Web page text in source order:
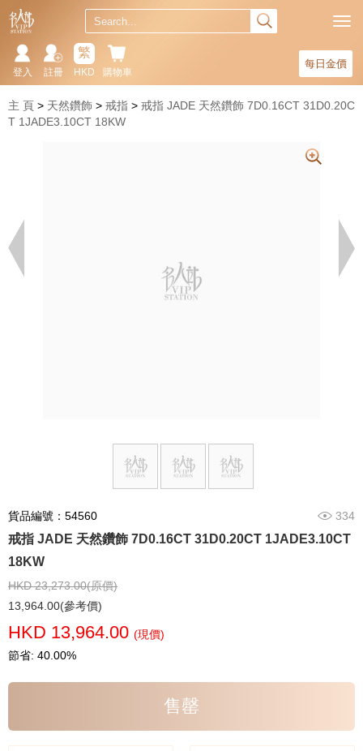
每日金價
購物車
繁
HKD
註冊
登入
主 頁 天然鑽飾 戒指
戒指 JADE 天然鑽飾 7D0.16CT 31D0.20C
T 1JADE3.10CT 18KW
貨品編號：54560 334
戒指 JADE 天然鑽飾 7D0.16CT 31D0.20CT 1JADE3.10CT
18KW
HKD 23,273.00(原價)
13,964.00(參考價)
HKD 13,964.00 (現價)
節省: 40.00%
售罄